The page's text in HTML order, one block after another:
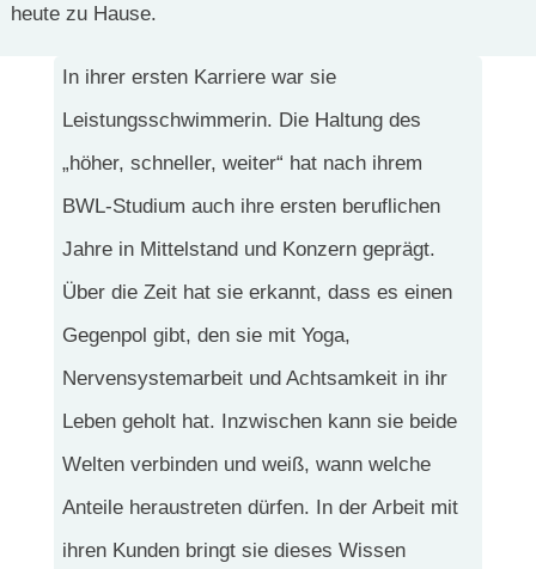
heute zu Hause.
In ihrer ersten Karriere war sie
Leistungsschwimmerin. Die Haltung des
„höher, schneller, weiter“ hat nach ihrem
BWL-Studium auch ihre ersten beruflichen
Jahre in Mittelstand und Konzern geprägt.
Über die Zeit hat sie erkannt, dass es einen
Gegenpol gibt, den sie mit Yoga,
Nervensystemarbeit und Achtsamkeit in ihr
Leben geholt hat. Inzwischen kann sie beide
Welten verbinden und weiß, wann welche
Anteile heraustreten dürfen. In der Arbeit mit
ihren Kunden bringt sie dieses Wissen